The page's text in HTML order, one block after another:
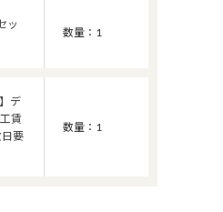
ッ
数量：1
デ
賃
要
数量：1